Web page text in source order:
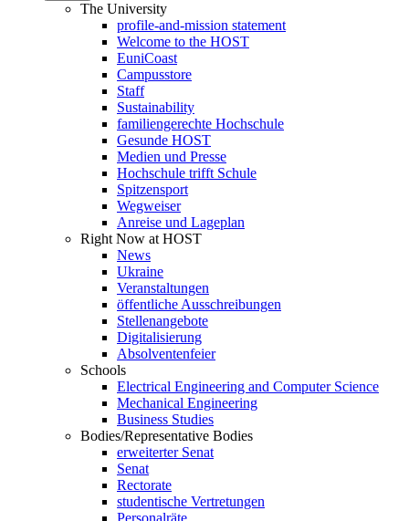
The University
profile-and-mission statement
Welcome to the HOST
EuniCoast
Campusstore
Staff
Sustainability
familiengerechte Hochschule
Gesunde HOST
Medien und Presse
Hochschule trifft Schule
Spitzensport
Wegweiser
Anreise und Lageplan
Right Now at HOST
News
Ukraine
Veranstaltungen
öffentliche Ausschreibungen
Stellenangebote
Digitalisierung
Absolventenfeier
Schools
Electrical Engineering and Computer Science
Mechanical Engineering
Business Studies
Bodies/Representative Bodies
erweiterter Senat
Senat
Rectorate
studentische Vertretungen